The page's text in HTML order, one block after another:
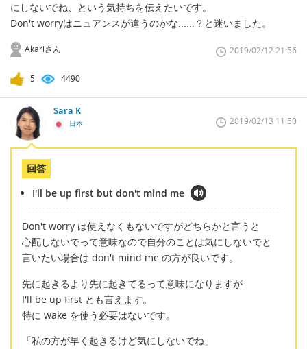
にしないでね、という気持ちを伝えたいです。
Don't worryはニュアンスが違うのかな......？と迷いました。
Akariさん 2019/02/12 21:56
5 4490
Sara K
日本 2019/02/13 11:50
回答
I'll be up first but don't mind me
Don't worry は使えなくもないですがどちらかと言うと
心配しないでって意味なので自分のことは気にしないでと
言いたい場合は don't mind me の方が良いです。
先に起きるより先に起きてるって意味になりますが
I'll be up first とも言えます。
特に wake を使う必要はないです。
「私の方が早く起きるけど気にしないでね」